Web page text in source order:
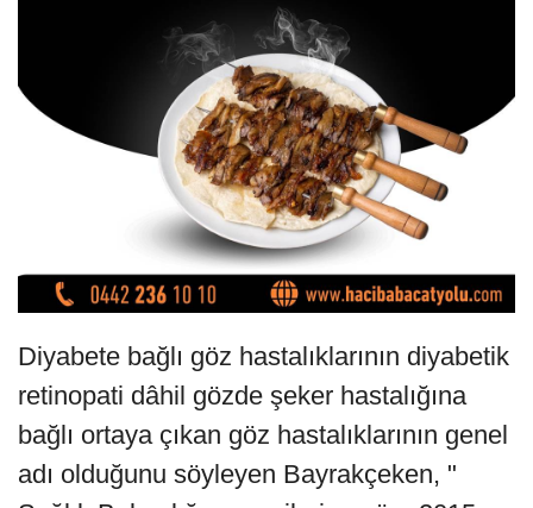
Diyabete bağlı göz hastalıklarının diyabetik
retinopati dâhil gözde şeker hastalığına
bağlı ortaya çıkan göz hastalıklarının genel
adı olduğunu söyleyen Bayrakçeken, "